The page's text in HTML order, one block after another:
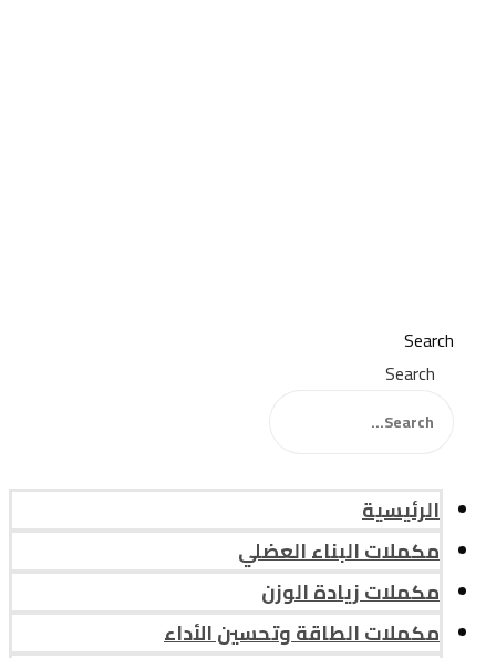
Search
Search
الرئيسية
مكملات البناء العضلي
مكملات زيادة الوزن
مكملات الطاقة وتحسين الأداء